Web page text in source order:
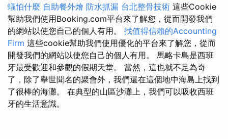
蟻怕什麼 自助餐外燴 防水抓漏 台北整骨技術 這些Cookie
幫助我們使用Booking.com平台來了解您，從而開發我們
的網站以使您自己的個人有用。 找值得信賴的Accounting
Firm 這些cookie幫助我們使用優化的平台來了解您，從而
開發我們的網站以使您自己的個人有用。 馬略卡島是西班
牙最受歡迎和參觀的假期天堂。 當然，這也就不足為奇
了，除了舉世聞名的聚會外，我們還在這個地中海島上找到
了很棒的海灘。 在典型的山區沙灘上，我們可以吸收西班
牙的生活意識。